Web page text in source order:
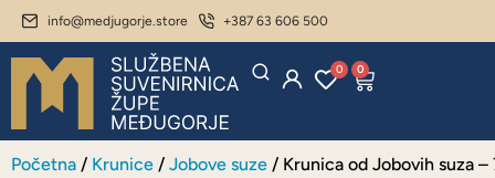
info@medjugorje.store +387 63 606 500
0 0
Početna / Krunice / Jobove suze / Krunica od Jobovih suza